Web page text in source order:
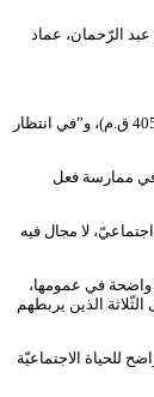
بن عبد الرّحمان، عماد
عكس ما دأب على عرضه مسرحيّو العبث، في تقليص عدد الشّخوص إلى الحدّ الأدنى ( شخصيّتين)، استعان زدّام بسبعة أشخاص لتجسيد مشهد مقتبس من نصّين يفصل بينهما 25 قرنا هما “أنتيغون” للشّاعر الإغريقيّ سوفكليس (496 ـ 405 ق.م)، و”في انتظار
في ممارسة فعل
لا مجال فيه
واضحة في عمومها،
الذين يربطهم
للحياة الاجتماعيّة